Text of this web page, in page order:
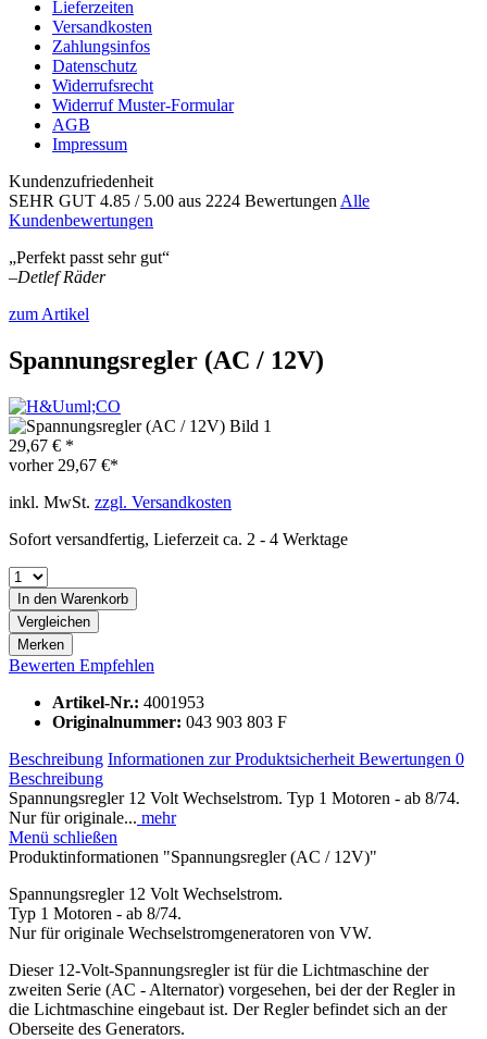
Lieferzeiten
Versandkosten
Zahlungsinfos
Datenschutz
Widerrufsrecht
Widerruf Muster-Formular
AGB
Impressum
Kundenzufriedenheit
SEHR GUT 4.85 / 5.00 aus 2224 Bewertungen Alle
Kundenbewertungen
„Perfekt passt sehr gut“
–Detlef Räder
zum Artikel
Spannungsregler (AC / 12V)
29,67 € *
vorher 29,67 €*
inkl. MwSt. zzgl. Versandkosten
Sofort versandfertig, Lieferzeit ca. 2 - 4 Werktage
In den Warenkorb
Vergleichen
Merken
Bewerten Empfehlen
Artikel-Nr.: 4001953
Originalnummer: 043 903 803 F
Beschreibung Informationen zur Produktsicherheit Bewertungen 0
Beschreibung
Spannungsregler 12 Volt Wechselstrom. Typ 1 Motoren - ab 8/74.
Nur für originale... mehr
Menü schließen
Produktinformationen "Spannungsregler (AC / 12V)"
Spannungsregler 12 Volt Wechselstrom.
Typ 1 Motoren - ab 8/74.
Nur für originale Wechselstromgeneratoren von VW.
Dieser 12-Volt-Spannungsregler ist für die Lichtmaschine der
zweiten Serie (AC - Alternator) vorgesehen, bei der der Regler in
die Lichtmaschine eingebaut ist. Der Regler befindet sich an der
Oberseite des Generators.